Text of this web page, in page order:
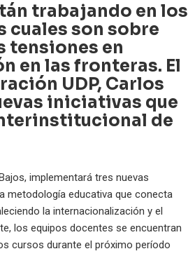
trabajando en los
cuales son sobre
tensiones en
en las fronteras. El
UDP, Carlos
iniciativas que
de
implementará tres nuevas
metodología educativa que conecta
la internacionalización y el
los equipos docentes se encuentran
cursos durante el próximo período